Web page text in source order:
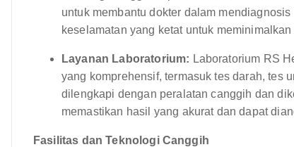
untuk membantu dokter dalam
keselamatan yang ketat untuk
Layanan Laboratorium: Laboratorium RS
yang komprehensif, termasuk tes darah, tes
dilengkapi dengan peralatan canggih dan
memastikan hasil yang akurat dan dapat
Fasilitas dan Teknologi Canggih